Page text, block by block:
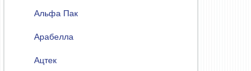
Альфа Пак
Арабелла
Ацтек